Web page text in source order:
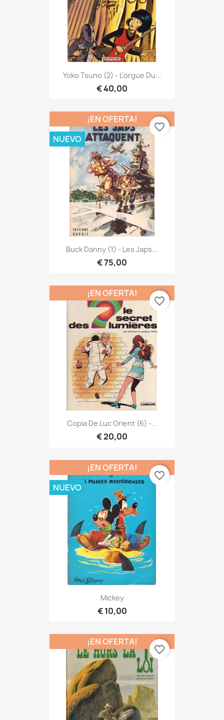
Yoko Tsuno (2) - L'orgue Du...
€ 40,00
Buck Danny (1) - Les Japs...
€ 75,00
¡EN OFERTA!
NUEVO
favorite_border
Copia De Luc Orient (6) -...
€ 20,00
¡EN OFERTA!
favorite_border
Mickey
€ 10,00
¡EN OFERTA!
NUEVO
favorite_border
¡EN OFERTA!
favorite_border